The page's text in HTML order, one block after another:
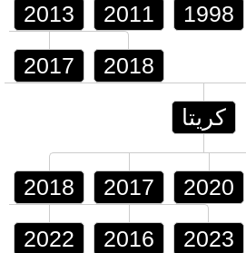
2013 2011 1998
2017 2018
كريتا
2018 2017 2020
2022 2016 2023